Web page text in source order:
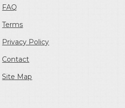
FAQ
Terms
Privacy Policy
Contact
Site Map